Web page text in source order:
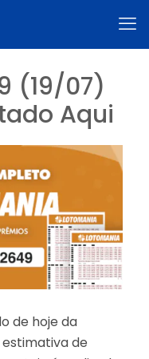
(19/07)
Aqui
de hoje da
de